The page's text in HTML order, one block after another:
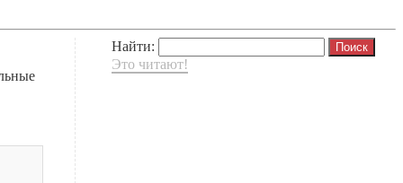
Найти:
Это читают!